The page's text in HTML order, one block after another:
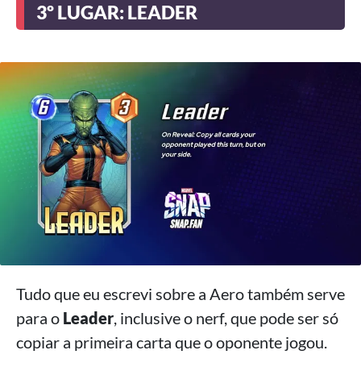
3º LUGAR: LEADER
Tudo que eu escrevi sobre a Aero também serve
para o Leader, inclusive o nerf, que pode ser só
copiar a primeira carta que o oponente jogou.